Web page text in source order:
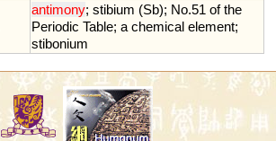
antimony; stibium (Sb); No.51 of the
Periodic Table; a chemical element;
stibonium